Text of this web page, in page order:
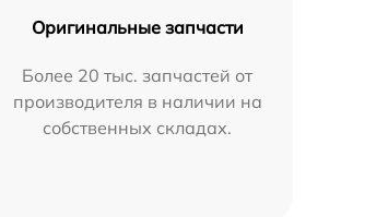
Оригинальные запчасти
Более 20 тыс. запчастей от
производителя в наличии на
собственных складах.